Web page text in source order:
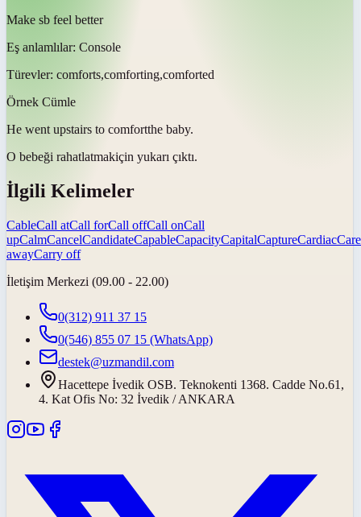
Make sb feel better
Eş anlamlılar: Console
Türevler: comforts,comforting,comforted
Örnek Cümle
He went upstairs to comfortthe baby.
O bebeği rahatlatmakiçin yukarı çıktı.
İlgili Kelimeler
CableCall atCall forCall offCall onCall
upCalmCancelCandidateCapableCapacityCapitalCaptureCardiacCare
awayCarry off
İletişim Merkezi (09.00 - 22.00)
0(312) 911 37 15
0(546) 855 07 15 (WhatsApp)
destek@uzmandil.com
Hacettepe İvedik OSB. Teknokenti 1368. Cadde No.61,
4. Kat Ofis No: 32 İvedik / ANKARA